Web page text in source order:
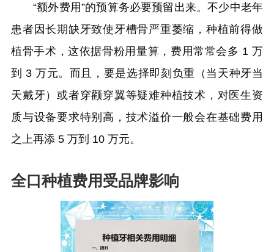
“额外费用”的预算务必要预留出来。不少中老年
患者因长期缺牙致使牙槽骨严重萎缩，种植前得做
植骨手术，这依据骨粉用量算，费用常常会多 1 万
到 3 万元。而且，要是选择即刻负重（当天种牙当
天戴牙）或者穿颧穿翼等疑难种植技术，对医生资
质与设备要求特别高，技术溢价一般会在基础费用
之上再添 5 万到 10 万元。
全口种植费用受品牌影响